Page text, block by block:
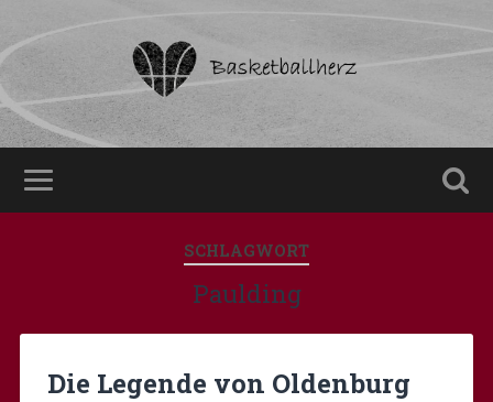
SCHLAGWORT
Paulding
Die Legende von Oldenburg